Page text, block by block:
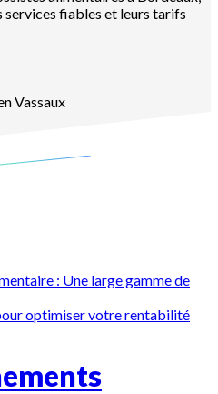
services fiables et leurs tarifs
Vassaux
: Une large gamme de
optimiser votre rentabilité